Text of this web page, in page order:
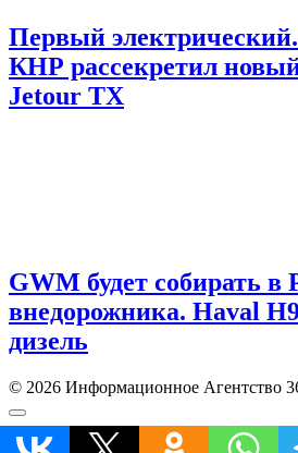
Первый
КНР рассекретил
Jetour TX
GWM будет собирать в
внедорожника. Haval
дизель
© 2026 Информационное Агентство